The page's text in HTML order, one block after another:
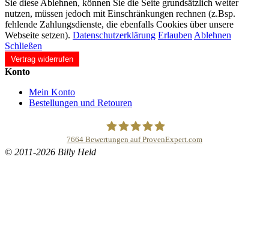
Sie diese Ablehnen, können Sie die Seite grundsätzlich weiter
nutzen, müssen jedoch mit Einschränkungen rechnen (z.Bsp.
fehlende Zahlungsdienste, die ebenfalls Cookies über unsere
Webseite setzen). Datenschutzerklärung Erlauben Ablehnen
Schließen
Vertrag widerrufen
Konto
Mein Konto
Bestellungen und Retouren
7664 Bewertungen auf ProvenExpert.com
© 2011-2026 Billy Held